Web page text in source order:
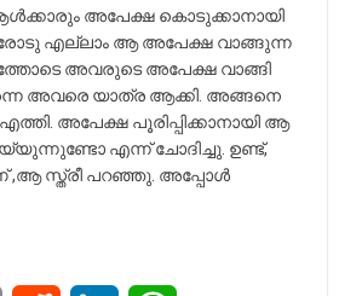
ആൾക്കാരും അപേക്ഷ കൊടുക്കാനായി
എല്ലാം ആ അപേക്ഷ വാങ്ങുന്ന
അവരുടെ അപേക്ഷ വാങ്ങി
തന്നെ അവരെ യാത്ര ആക്കി. അങ്ങനെ
അപേക്ഷ പൂരിപ്പിക്കാനായി ആ
എന്ന് ചോദിച്ചു. ഉണ്ട്,
,ആ സ്ത്രീ പറഞ്ഞു. അപ്പോൾ